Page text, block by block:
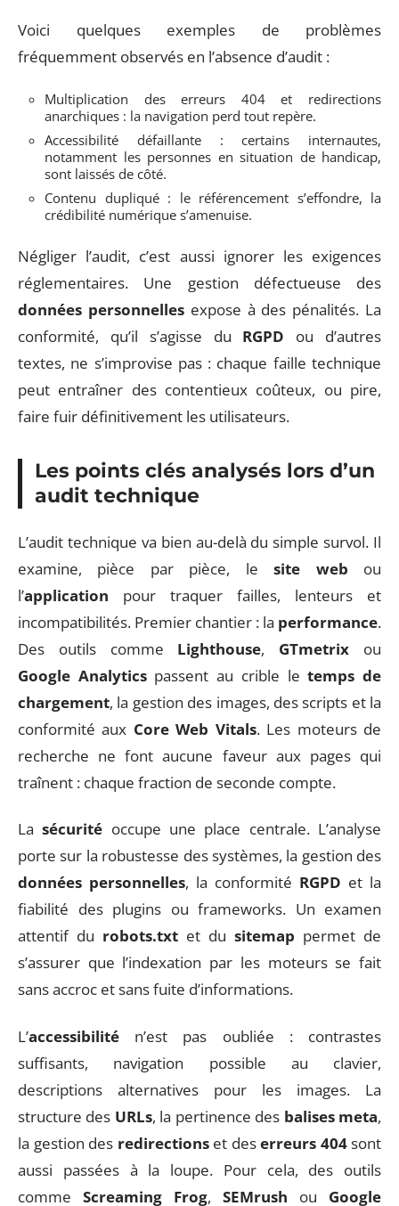
Voici quelques exemples de problèmes
fréquemment observés en l’absence d’audit :
Multiplication des erreurs 404 et redirections
anarchiques : la navigation perd tout repère.
Accessibilité défaillante : certains internautes,
notamment les personnes en situation de handicap,
sont laissés de côté.
Contenu dupliqué : le référencement s’effondre, la
crédibilité numérique s’amenuise.
Négliger l’audit, c’est aussi ignorer les exigences
réglementaires. Une gestion défectueuse des
données personnellesexpose à des pénalités. La
conformité, qu’il s’agisse du RGPD ou d’autres
textes, ne s’improvise pas : chaque faille technique
peut entraîner des contentieux coûteux, ou pire,
faire fuir définitivement les utilisateurs.
Les points clés analysés lors d’un
audit technique
L’audit technique va bien au-delà du simple survol. Il
examine, pièce par pièce, lesite web ou
l’application pour traquer failles, lenteurs et
incompatibilités. Premier chantier : la performance.
Des outils comme Lighthouse, GTmetrix ou
Google Analyticspassent au crible letemps de
chargement, la gestion des images, des scripts et la
conformité aux Core Web Vitals. Les moteurs de
recherche ne font aucune faveur aux pages qui
traînent : chaque fraction de seconde compte.
Lasécurité occupe une place centrale. L’analyse
porte sur la robustesse des systèmes, la gestion des
données personnelles, la conformité RGPD et la
fiabilité des plugins ou frameworks. Un examen
attentif du robots.txt et du sitemap permet de
s’assurer que l’indexation par les moteurs se fait
sans accroc et sans fuite d’informations.
L’accessibilité n’est pas oubliée : contrastes
suffisants, navigation possible au clavier,
descriptions alternatives pour les images. La
structure des URLs, la pertinence des balises meta,
la gestion des redirectionset deserreurs 404sont
aussi passées à la loupe. Pour cela, des outils
comme Screaming Frog, SEMrush ou Google